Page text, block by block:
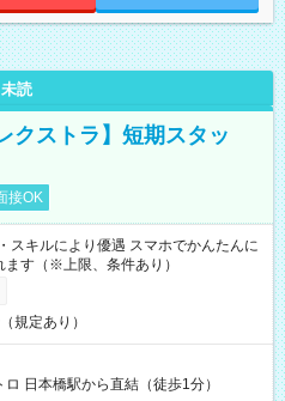
未読
クストラ】短期スタッ
接OK
キルにより優遇 スマホでかんたんに
す（※上限、条件あり）
規定あり）
日本橋駅から直結（徒歩1分）